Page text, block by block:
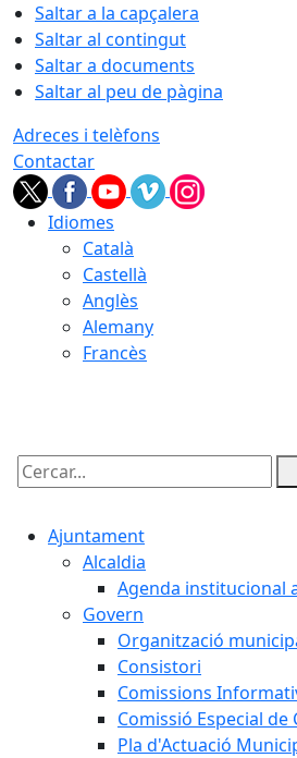
Saltar a la capçalera
Saltar al contingut
Saltar a documents
Saltar al peu de pàgina
Adreces i telèfons
Contactar
Idiomes
Català
Castellà
Anglès
Alemany
Francès
Cercar:
Ajuntament
Alcaldia
Agenda institucional
Govern
Organització
Consistori
Comissions
Comissió Especial de
Pla d'Actuació